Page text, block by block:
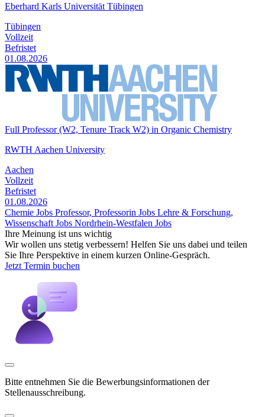
Eberhard Karls Universität Tübingen
Tübingen
Vollzeit
Befristet
01.08.2026
Full Professor (W2, Tenure Track W2) in Organic Chemistry
RWTH Aachen University
Aachen
Vollzeit
Befristet
01.08.2026
Chemie Jobs Professor, Professorin Jobs Lehre & Forschung,
Wissenschaft Jobs Nordrhein-Westfalen Jobs
Ihre Meinung ist uns wichtig
Wir wollen uns stetig verbessern! Helfen Sie uns dabei und teilen
Sie Ihre Perspektive in einem kurzen Online-Gespräch.
Jetzt Termin buchen
Bitte entnehmen Sie die Bewerbungsinformationen der
Stellenausschreibung.